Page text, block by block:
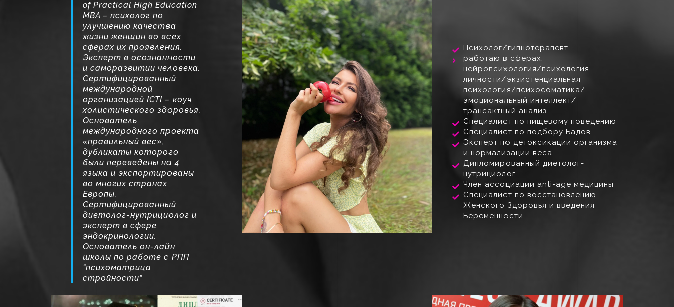
of Practical High Education
MBA – психолог по
улучшению качества
жизни женщин во всех
сферах их проявления.
Эксперт в осознанности
и саморазвитии человека.
Сертифицированный
международной
организацией ICTI – коуч
холистического здоровья.
Основатель
международного проекта
«правильный вес»,
дубликаты которого
были переведены на 4
языка и экспортированы
во многих странах
Европы.
Сертифицированный
диетолог-нутрициолог и
эксперт в сфере
эндокринологии.
Основатель он-лайн
школы по работе с РПП
“психоматрица
стройности”
Психолог/гипнотерапевт.
работаю в сферах:
нейропсихология/психология
личности/экзистенциальная
психология/психосоматика/
эмоциональный интеллект/
трансактный анализ
Специалист по пищевому поведению
Специалист по подбору Бадов
Эксперт по детоксикации организма
и нормализации веса
Дипломированный диетолог-
нутрициолог
Член ассоциации anti-age медицины
Специалист по восстановлению
Женского Здоровья и введения
Беременности